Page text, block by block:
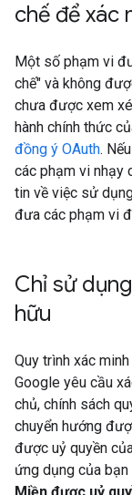
chế để xác
Một số phạm vi
chế" và không
chưa được xem
hành chính thức
đồng ý OAuth.
các phạm vi nhạy
tin về việc sử
đưa các phạm vi
Chỉ sử
hữu
Quy trình xác
Google yêu cầu
chủ, chính sách
chuyển hướng
được uỷ quyền
ứng dụng của